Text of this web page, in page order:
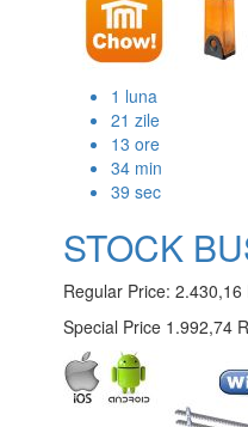
1 luna
21 zile
13 ore
34min
38 sec
STOCK
Regular Price: 2.430,16
Special Price 1.992,74